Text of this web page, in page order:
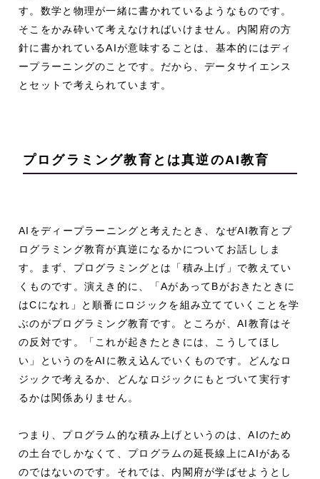
す。数学と物理が一緒に書かれているようなものです。
そこをかみ砕いて考えなければいけません。内閣府の方
針に書かれているAIが意味することは、基本的にはディ
ープラーニングのことです。だから、データサイエンス
とセットで考えられています。
プログラミング教育とは真逆のAI教育
AIをディープラーニングと考えたとき、なぜAI教育とプ
ログラミング教育が真逆になるかについてお話ししま
す。まず、プログラミングとは「積み上げ」で教えてい
くものです。演えき的に、「AがあってBがおきたときに
はCになれ」と順番にロジックを組み立てていくことを学
ぶのがプログラミング教育です。ところが、AI教育はそ
の反対です。「これが起きたときには、こうしてほし
い」というのをAIに教え込んでいくものです。どんなロ
ジックで考えるか、どんなロジックにもとづいて実行す
るかは関係ありません。
つまり、プログラム的な積み上げというのは、AIのため
の土台でしかなくて、プログラムの延長線上にAIがある
のではないのです。それでは、内閣府が学ばせようとし